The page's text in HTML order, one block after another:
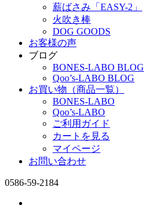
薪ばさみ「EASY-2」
火吹き棒
DOG GOODS
お客様の声
ブログ
BONES-LABO BLOG
Qoo’s-LABO BLOG
お買い物（商品一覧）
BONES-LABO
Qoo’s-LABO
ご利用ガイド
カートを見る
マイページ
お問い合わせ
0586-59-2184